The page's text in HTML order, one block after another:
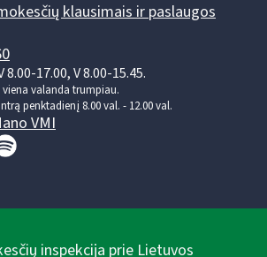
klausimais ir paslaugos
17.00, V 8.00-15.45.
viena valanda trumpiau.
penktadienį 8.00 val. - 12.00 val.
VMI
inspekcija prie Lietuvos